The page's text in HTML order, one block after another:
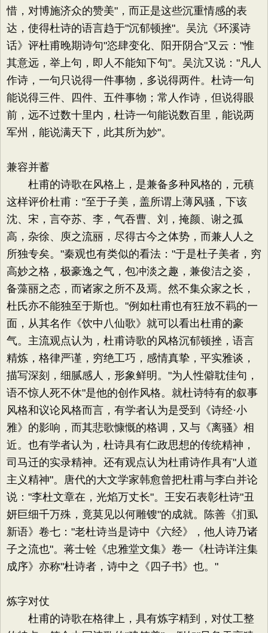
惜，对博施济众的赞美"，而正是这些沉重情感的表
达，使得杜诗的语言趋于"沉郁顿挫"。吴沆《环溪诗
话》评杜甫晚期诗句"恣肆变化、阳开阴合"又云："惟
其意远，举上句，即人不能知下句"。吴沆又说："凡人
作诗，一句只说得一件事物，多说得两件。杜诗一句
能说得三件、四件、五件事物；常人作诗，但说得眼
前，远不过数十里内，杜诗一句能说数百里，能说两
军州，能说满天下，此其所为妙"。
兼容并蓄
杜甫的诗歌在风格上，是兼备多种风格的，元稹
这样评价杜甫："至于子美，盖所谓上薄风骚，下该
沈、宋，言夺苏、李，气吞曹、刘，掩颜、谢之孤
高，杂徐、庾之流丽，尽得古今之体势，而兼人人之
所独专矣。"秦观也有类似的看法："于是杜子美者，穷
高妙之格，极豪逸之气，包冲淡之趣，兼俊洁之姿，
备藻丽之态，而诸家之所不及焉。然不集众家之长，
杜氏亦不能独至于斯也。"例如杜甫也有狂放不羁的一
面，从其名作《饮中八仙歌》就可以看出杜甫的豪
气。主流观点认为，杜甫诗歌的风格沉郁顿挫，语言
精炼，格律严谨，穷绝工巧，感情真挚，平实雅谈，
描写深刻，细腻感人，形象鲜明。"为人性僻耽佳句，
语不惊人死不休"是他的创作风格。就杜诗特有的叙事
风格和议论风格而言，有学者认为是受到《诗经·小
雅》的影响，而其悲歌慷慨的格调，又与《离骚》相
近。也有学者认为，杜诗具有仁政思想的传统精神，
司马迁的实录精神。还有观点认为杜甫诗作具有"人道
主义精神"。唐代的大文学家韩愈曾把杜甫与李白并论
说："李杜文章在，光焰万丈长"。王安石表彰杜诗"丑
妍巨细千万殊，竟莫见以何雕锼"的成就。陈善《扪虱
新语》卷七："老杜诗当是诗中《六经》，他人诗乃诸
子之流也"。蒋士铨《忠雅堂文集》卷一《杜诗详注集
成序》亦称"杜诗者，诗中之《四子书》也。"
炼字对仗
杜甫的诗歌在格律上，具有炼字精到，对仗工整